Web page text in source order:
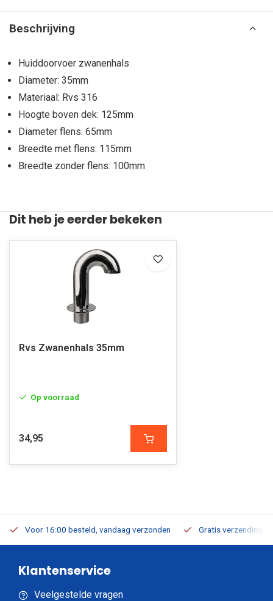
Beschrijving
Huiddoorvoer zwanenhals
Diameter: 35mm
Materiaal: Rvs 316
Hoogte boven dek: 125mm
Diameter flens: 65mm
Breedte met flens: 115mm
Breedte zonder flens: 100mm
Dit heb je eerder bekeken
Rvs Zwanenhals 35mm
Op voorraad
34,95
Voor 16:00 besteld, vandaag verzonden Gratis verzending
Klantenservice
Veelgestelde vragen